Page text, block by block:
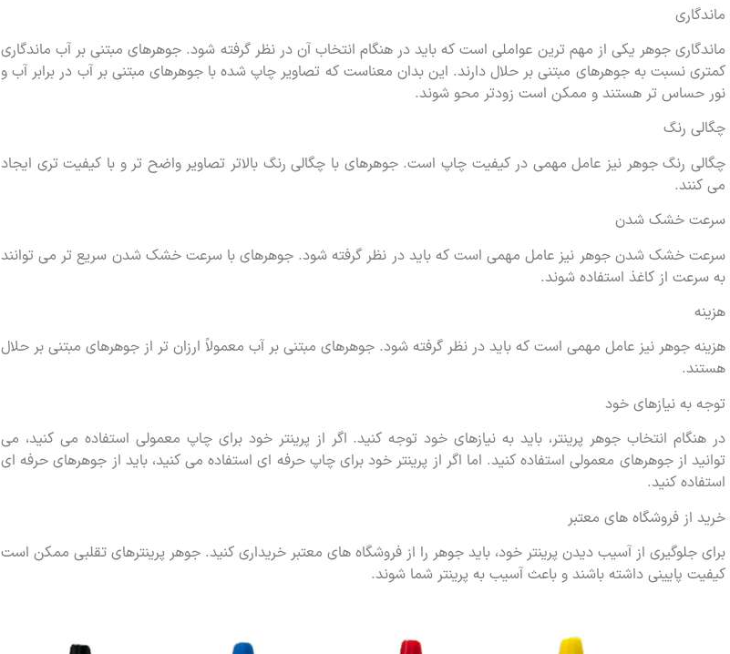
ماندگاری
ماندگاری جوهر یکی از مهم ترین عواملی است که باید در هنگام انتخاب آن در نظر گرفته شود. جوهرهای مبتنی بر آب ماندگاری
کمتری نسبت به جوهرهای مبتنی بر حلال دارند. این بدان معناست که تصاویر چاپ شده با جوهرهای مبتنی بر آب در برابر آب و
نور حساس تر هستند و ممکن است زودتر محو شوند.
چگالی رنگ
چگالی رنگ جوهر نیز عامل مهمی در کیفیت چاپ است. جوهرهای با چگالی رنگ بالاتر تصاویر واضح تر و با کیفیت تری ایجاد
می کنند.
سرعت خشک شدن
سرعت خشک شدن جوهر نیز عامل مهمی است که باید در نظر گرفته شود. جوهرهای با سرعت خشک شدن سریع تر می توانند
به سرعت از کاغذ استفاده شوند.
هزینه
هزینه جوهر نیز عامل مهمی است که باید در نظر گرفته شود. جوهرهای مبتنی بر آب معمولاً ارزان تر از جوهرهای مبتنی بر حلال
هستند.
توجه به نیازهای خود
در هنگام انتخاب جوهر پرینتر، باید به نیازهای خود توجه کنید. اگر از پرینتر خود برای چاپ معمولی استفاده می کنید، می
توانید از جوهرهای معمولی استفاده کنید. اما اگر از پرینتر خود برای چاپ حرفه ای استفاده می کنید، باید از جوهرهای حرفه ای
استفاده کنید.
خرید از فروشگاه های معتبر
برای جلوگیری از آسیب دیدن پرینتر خود، باید جوهر را از فروشگاه های معتبر خریداری کنید. جوهر پرینترهای تقلبی ممکن است
کیفیت پایینی داشته باشند و باعث آسیب به پرینتر شما شوند.